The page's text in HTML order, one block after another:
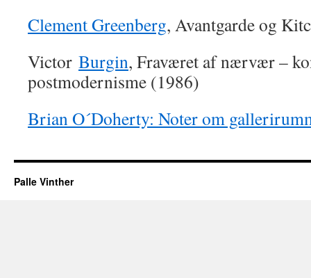
Clement Greenberg, Avantgarde og
Victor Burgin, Fraværet af nærvær –
postmodernisme (1986)
Brian O´Doherty: Noter om
Palle Vinther